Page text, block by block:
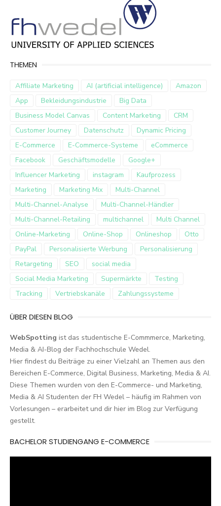
THEMEN
Affiliate Marketing AI (artificial intelligence)
Amazon
App
Bekleidungsindustrie
Big Data
Business Model Canvas
Content Marketing
CRM
Customer Journey
Datenschutz
Dynamic Pricing
E-Commerce
E-Commerce-Systeme
eCommerce
Facebook
Geschäftsmodelle
Google+
Influencer Marketing
instagram
Kaufprozess
Marketing
Marketing Mix
Multi-Channel
Multi-Channel-Analyse
Multi-Channel-Händler
Multi-Channel-Retailing
multichannel
Multi Channel
Online-Marketing
Online-Shop Onlineshop
Otto
PayPal
Personalisierte Werbung
Personalisierung
Retargeting
SEO
social media
Social Media Marketing
Supermärkte
Testing
Tracking
Vertriebskanäle Zahlungssysteme
ÜBER DIESEN BLOG
WebSpotting ist das studentische E-Commmerce, Marketing,
Media & AI-Blog der Fachhochschule Wedel.
Hier findest du Beiträge zu einer Vielzahl an Themen aus den
Bereichen E-Commerce, Digital Business, Marketing, Media & AI.
Diese Themen wurden von den E-Commerce- und Marketing,
Media & AI Studenten der FH Wedel – häufig im Rahmen von
Vorlesungen – erarbeitet und dir hier im Blog zur Verfügung
gestellt.
BACHELOR STUDIENGANG E-COMMERCE